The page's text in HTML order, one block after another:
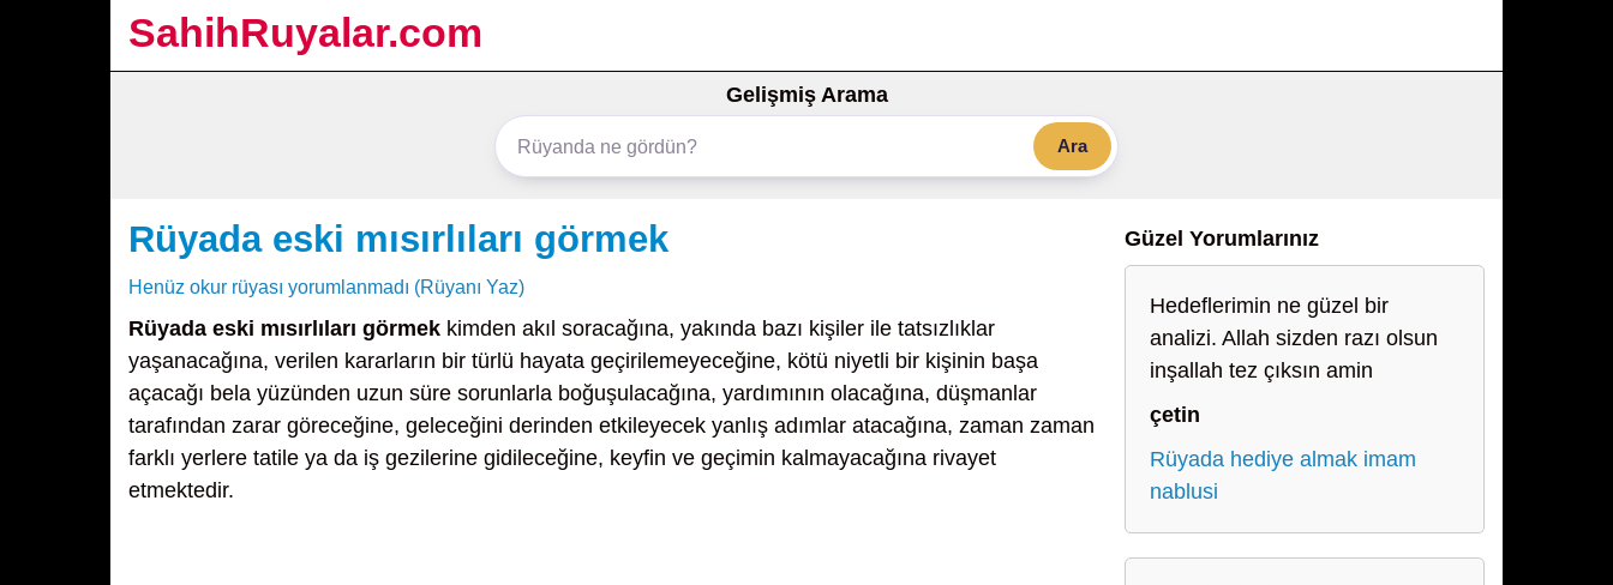
SahihRuyalar.com
Gelişmiş Arama
Ara
Rüyada eski mısırlıları görmek
Henüz okur rüyası yorumlanmadı (Rüyanı Yaz)
Rüyada eski mısırlıları görmek kimden akıl soracağına, yakında bazı kişiler ile tatsızlıklar
yaşanacağına, verilen kararların bir türlü hayata geçirilemeyeceğine, kötü niyetli bir kişinin başa
açacağı bela yüzünden uzun süre sorunlarla boğuşulacağına, yardımının olacağına, düşmanlar
tarafından zarar göreceğine, geleceğini derinden etkileyecek yanlış adımlar atacağına, zaman zaman
farklı yerlere tatile ya da iş gezilerine gidileceğine, keyfin ve geçimin kalmayacağına rivayet
etmektedir.
Güzel Yorumlarınız
Hedeflerimin ne güzel bir
analizi. Allah sizden razı olsun
inşallah tez çıksın amin
çetin
Rüyada hediye almak imam
nablusi